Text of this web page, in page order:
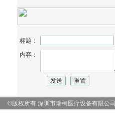
标题：
内容：
©版权所有:深圳市瑞柯医疗设备有限公司